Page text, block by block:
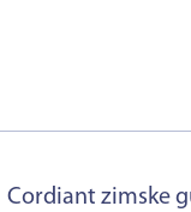
Cordiant zimske